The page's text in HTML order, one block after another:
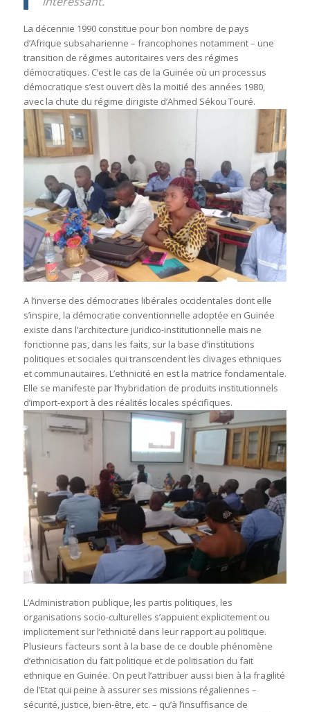
La décennie 1990 constitue pour bon nombre de pays
d’Afrique subsaharienne – francophones notamment – une
transition de régimes autoritaires vers des régimes
démocratiques. C’est le cas de la Guinée où un processus
démocratique s’est ouvert dès la moitié des années 1980,
avec la chute du régime dirigiste d’Ahmed Sékou Touré.
A l’inverse des démocraties libérales occidentales dont elle
s’inspire, la démocratie conventionnelle adoptée en Guinée
existe dans l’architecture juridico-institutionnelle mais ne
fonctionne pas, dans les faits, sur la base d’institutions
politiques et sociales qui transcendent les clivages ethniques
et communautaires. L’ethnicité en est la matrice fondamentale.
Elle se manifeste par l’hybridation de produits institutionnels
d’import-export à des réalités locales spécifiques.
L’Administration publique, les partis politiques, les
organisations socio-culturelles s’appuient explicitement ou
implicitement sur l’ethnicité dans leur rapport au politique.
Plusieurs facteurs sont à la base de ce double phénomène
d’ethnicisation du fait politique et de politisation du fait
ethnique en Guinée. On peut l’attribuer aussi bien à la fragilité
de l’Etat qui peine à assurer ses missions régaliennes –
sécurité, justice, bien-être, etc. – qu’à l’insuffisance de